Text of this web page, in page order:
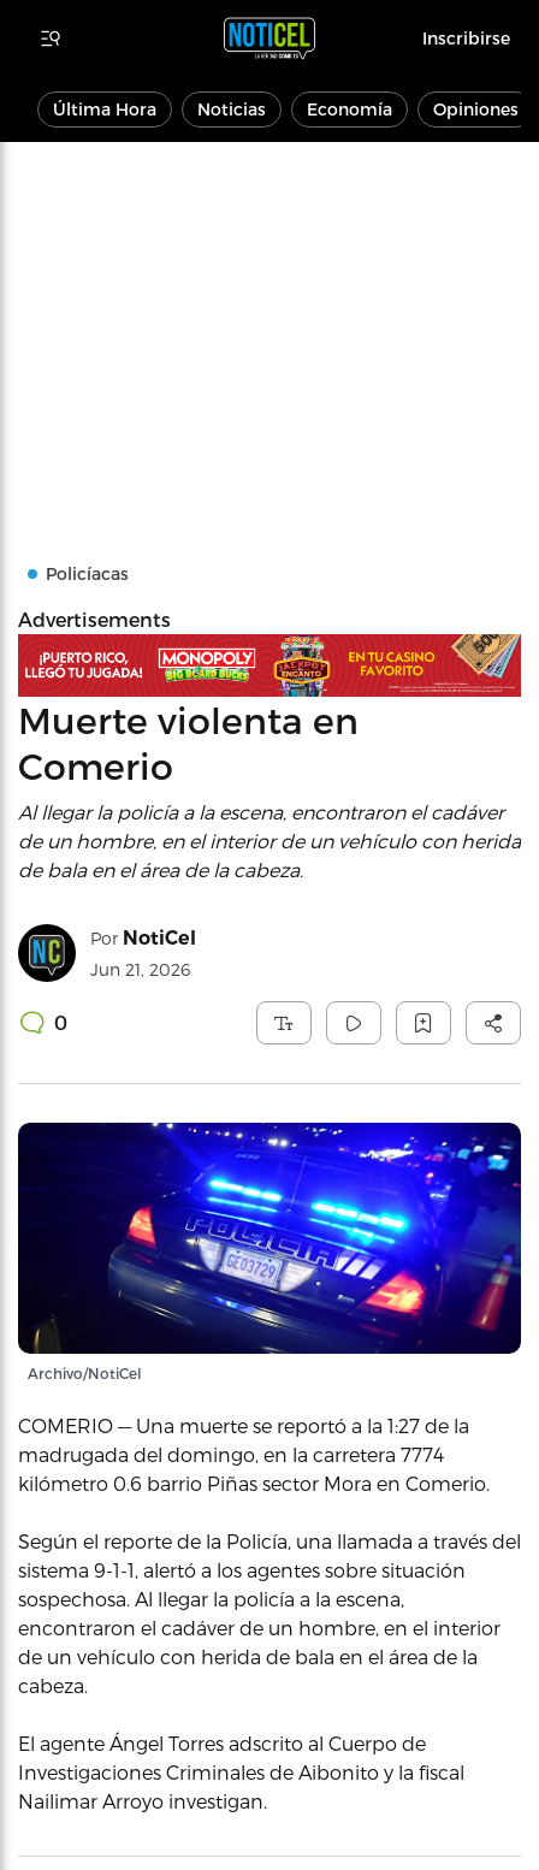
Inscribirse
Última Hora Noticias Economía Opiniones
Policíacas
Advertisements
Muerte violenta en
Comerio
Al llegar la policía a la escena, encontraron el cadáver
de un hombre, en el interior de un vehículo con herida
de bala en el área de la cabeza.
Por NotiCel
Jun 21, 2026
0
Archivo/NotiCel
COMERIO — Una muerte se reportó a la 1:27 de la
madrugada del domingo, en la carretera 7774
kilómetro 0.6 barrio Piñas sector Mora en Comerio.
Según el reporte de la Policía, una llamada a través del
sistema 9-1-1, alertó a los agentes sobre situación
sospechosa. Al llegar la policía a la escena,
encontraron el cadáver de un hombre, en el interior
de un vehículo con herida de bala en el área de la
cabeza.
El agente Ángel Torres adscrito al Cuerpo de
Investigaciones Criminales de Aibonito y la fiscal
Nailimar Arroyo investigan.